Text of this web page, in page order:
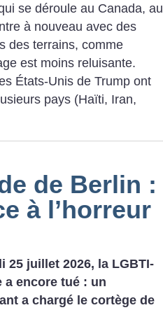
se déroule au Canada, au
à nouveau avec des
des terrains, comme
est moins reluisante.
États-Unis de Trump ont
pays (Haïti, Iran,
de Berlin :
à l’horreur
25 juillet 2026, la LGBTI-
a encore tué : un
a chargé le cortège de